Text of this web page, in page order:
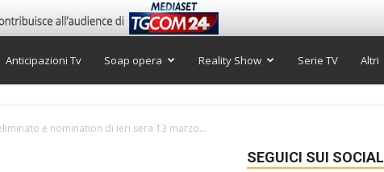
Anticipazioni Tv Soap opera Reality Show Serie TV Altri
e nomination di ieri sera 13 marzo...
SEGUICI SUI SOCIAL